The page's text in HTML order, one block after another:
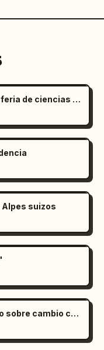
Divertido póster educativo para feria de ciencias infantil
suizos
Póster informativo del seminario sobre cambio climático